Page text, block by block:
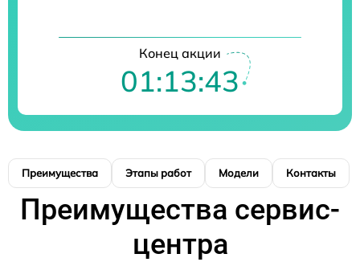
Конец акции
01:13:42
Преимущества Этапы работ Модели Контакты
Преимущества сервис-
центра